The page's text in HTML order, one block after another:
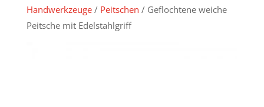
Handwerkzeuge/ Peitschen / Geflochtene weiche
Peitsche mit Edelstahlgriff